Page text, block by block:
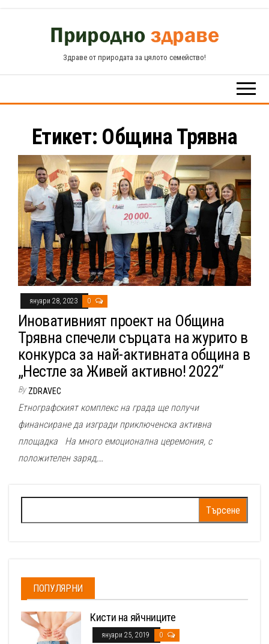
Здраве от природата за цялото семейство!
Етикет: Община Трявна
януари 28, 2023 0
Иновативният проект на Община
Трявна спечели сърцата на журито в
конкурса за най-активната община в
„Нестле за Живей активно! 2022“
By ZDRAVEC
Етнографският комплекс на града ще получи
финансиране да изгради приключенска активна
площадка На много емоционална церемония, с
положителен заряд,…
за:
ПОПУЛЯРНИ
Кисти на яйчниците
януари 25, 2019 0